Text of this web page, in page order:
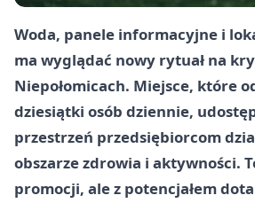
Woda, panele informacyjne i
ma wyglądać nowy rytuał na
Niepołomicach. Miejsce, które
dziesiątki osób dziennie,
przestrzeń przedsiębiorcom
obszarze zdrowia i aktywności.
promocji, ale z potencjałem